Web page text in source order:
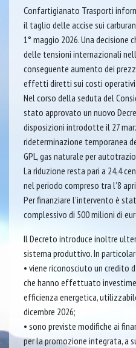
Confartigianato Trasporti
il taglio delle accise sui
1° maggio 2026. Una decisione
delle tensioni internazionali
conseguente aumento dei
effetti diretti sui costi
Nel corso della seduta del
stato approvato un nuovo
disposizioni introdotte il 27
rideterminazione temporanea
GPL, gas naturale per
La riduzione resta pari a 24,4
nel periodo compreso tra l’8
Per finanziare l’intervento è
complessivo di 500 milioni di
Il Decreto introduce inoltre
sistema produttivo. In
• viene riconosciuto un credito
che hanno effettuato
efficienza energetica,
dicembre 2026;
• sono previste modifiche ai
per la promozione integrata, a